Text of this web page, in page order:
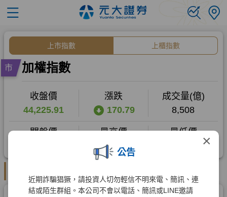
×
公告
近期詐騙猖獗，請投資人切勿輕信不明來電、簡訊、連
結或陌生群組。本公司不會以電話、簡訊或LINE邀請